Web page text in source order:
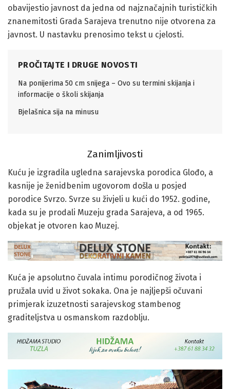
obavijestio javnost da jedna od najznačajnih turističkih
znanemitosti Grada Sarajeva trenutno nije otvorena za
javnost. U nastavku prenosimo tekst u cjelosti.
PROČITAJTE I DRUGE NOVOSTI
Na ponijerima 50 cm snijega – Ovo su termini skijanja i
informacije o školi skijanja
Bjelašnica sija na minusu
Zanimljivosti
Kuću je izgradila ugledna sarajevska porodica Glođo, a
kasnije je ženidbenim ugovorom došla u posjed
porodice Svrzo. Svrze su živjeli u kući do 1952. godine,
kada su je prodali Muzeju grada Sarajeva, a od 1965.
objekat je otvoren kao Muzej.
Kuća je apsolutno čuvala intimu porodičnog života i
pružala uvid u život sokaka. Ona je najljepši očuvani
primjerak izuzetnosti sarajevskog stambenog
graditeljstva u osmanskom razdoblju.